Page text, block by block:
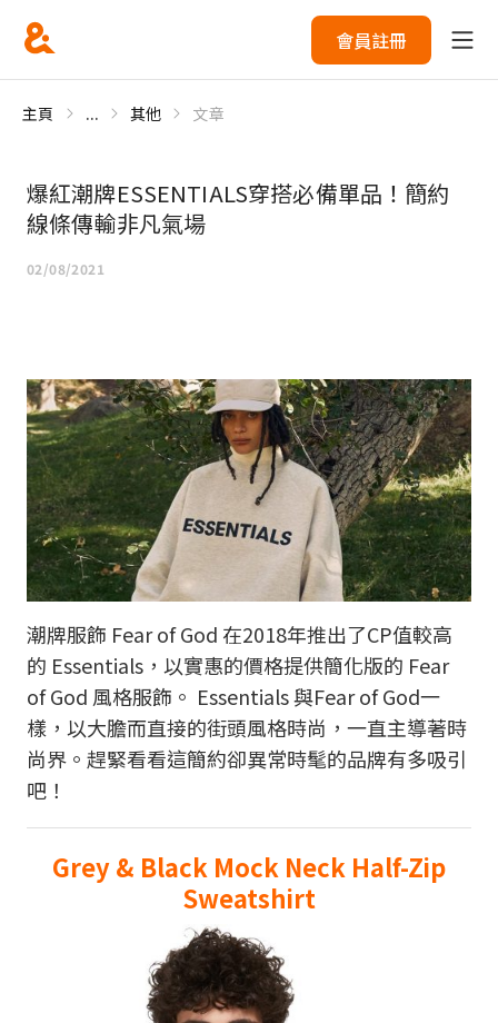
會員註冊
主頁 ... 其他 文章
爆紅潮牌ESSENTIALS穿搭必備單品！簡約
線條傳輸非凡氣場
02/08/2021
潮牌服飾 Fear of God 在2018年推出了CP值較高
的 Essentials，以實惠的價格提供簡化版的 Fear
of God 風格服飾。 Essentials 與Fear of God一
樣，以大膽而直接的街頭風格時尚，一直主導著時
尚界。趕緊看看這簡約卻異常時髦的品牌有多吸引
吧！
Grey & Black Mock Neck Half-Zip
Sweatshirt